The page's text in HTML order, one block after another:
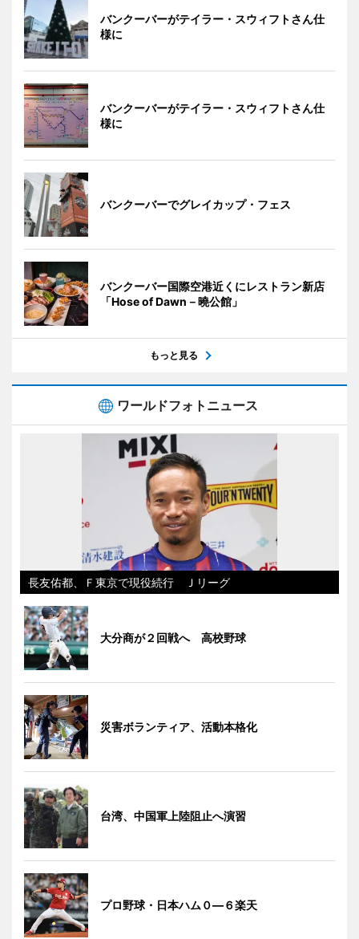
バンクーバーがテイラー・スウィフトさん仕
様に
バンクーバーがテイラー・スウィフトさん仕
様に
バンクーバーでグレイカップ・フェス
バンクーバー国際空港近くにレストラン新店
「Hose of Dawn－曉公館」
もっと見る
ワールドフォトニュース
長友佑都、Ｆ東京で現役続行 Ｊリーグ
大分商が２回戦へ 高校野球
災害ボランティア、活動本格化
台湾、中国軍上陸阻止へ演習
プロ野球・日本ハム０―６楽天